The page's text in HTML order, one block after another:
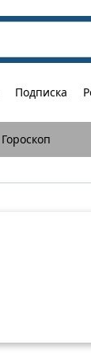
Подписка
Гороскоп